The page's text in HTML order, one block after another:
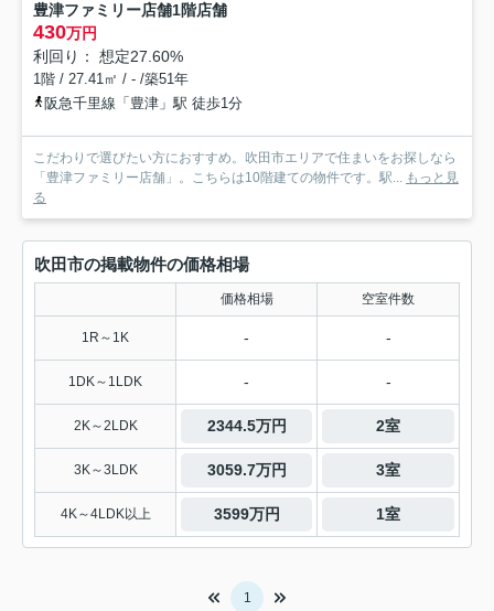
豊津ファミリー店舗1階店舗
430万円
利回り： 想定27.60%
1階 / 27.41㎡ / - /築51年
阪急千里線「豊津」駅 徒歩1分
こだわりで選びたい方におすすめ。吹田市エリアで住まいをお探しなら
「豊津ファミリー店舗」。こちらは10階建ての物件です。駅... もっと見
る
吹田市の掲載物件の価格相場
価格相場 空室件数
1R～1K - -
1DK～1LDK - -
2K～2LDK 2344.5万円 2室
3K～3LDK 3059.7万円 3室
4K～4LDK以上 3599万円 1室
1